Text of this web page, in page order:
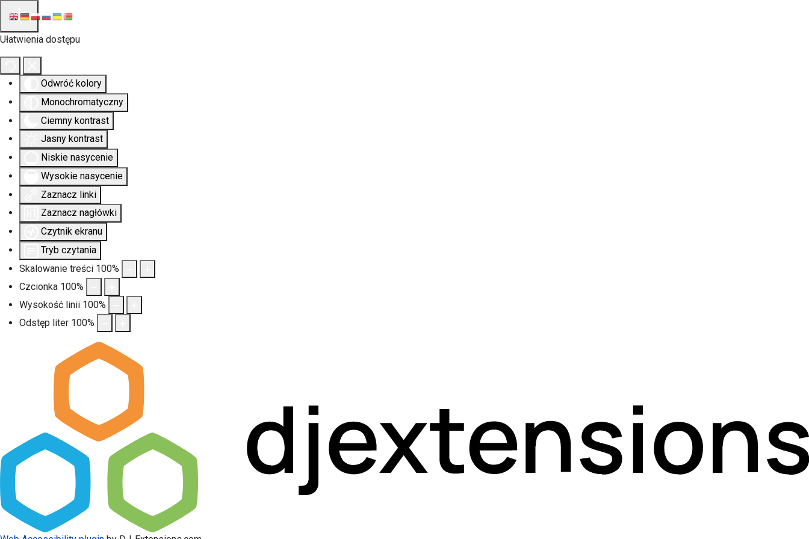
Ułatwienia dostępu
Odwróć kolory
Monochromatyczny
Ciemny kontrast
Jasny kontrast
Niskie nasycenie
Wysokie nasycenie
Zaznacz linki
Zaznacz nagłówki
Czytnik ekranu
Tryb czytania
Skalowanie treści 100%
Czcionka 100%
Wysokość linii 100%
Odstęp liter 100%